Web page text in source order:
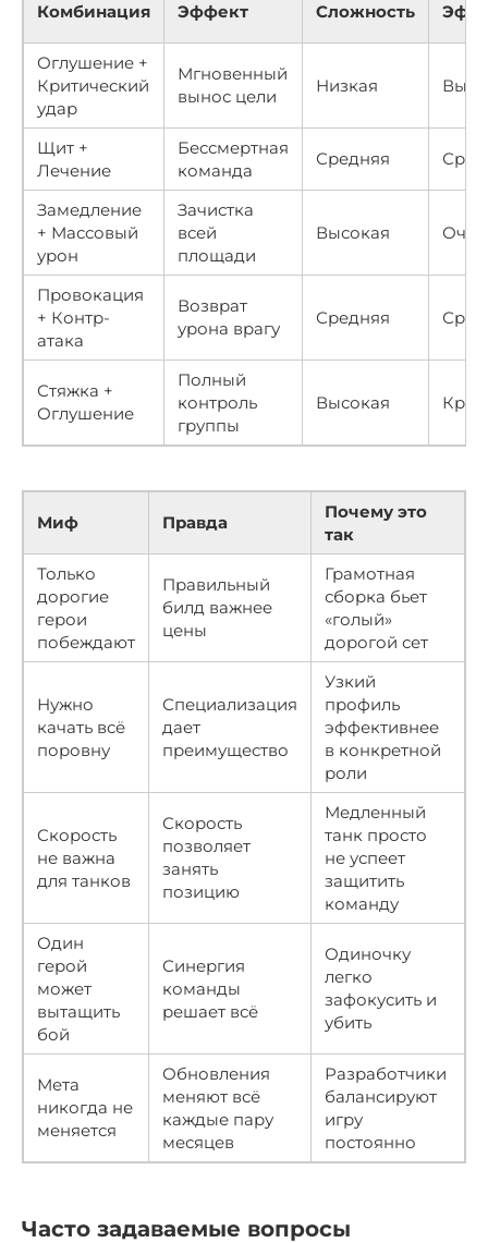
Комбинация Эффект Сложность
Оглушение +
Критический
удар
Мгновенный
вынос цели
Низкая
Щит +
Лечение
Бессмертная
команда
Средняя
Замедление
+ Массовый
урон
Зачистка
всей
площади
Высокая
Провокация
+ Контр-
атака
Возврат
урона врагу
Средняя
Стяжка +
Оглушение
Полный
контроль
группы
Высокая
Миф Правда
Почему это
так
Только
дорогие
герои
побеждают
Правильный
билд важнее
цены
Грамотная
сборка бьет
«голый»
дорогой сет
Нужно
качать всё
поровну
Специализация
дает
преимущество
Узкий
профиль
эффективнее
в конкретной
роли
Скорость
не важна
для танков
Скорость
позволяет
занять
позицию
Медленный
танк просто
не успеет
защитить
команду
Один
герой
может
вытащить
бой
Синергия
команды
решает всё
Одиночку
легко
зафокусить и
убить
Мета
никогда не
меняется
Обновления
меняют всё
каждые пару
месяцев
Разработчики
балансируют
игру
постоянно
Часто задаваемые вопросы